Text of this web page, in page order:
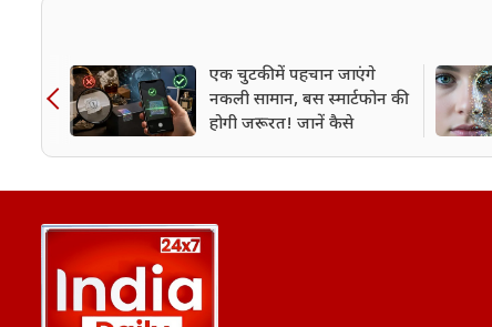
एक चुटकी में पहचान जाएंगे
नकली सामान, बस स्मार्टफोन की
होगी जरूरत! जानें कैसे